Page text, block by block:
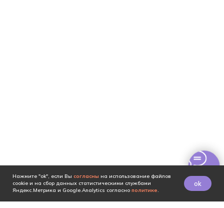
Нажмите "ok", если Вы согласны на использование файлов
cookie и на сбор данных статистическими службами
Яндекс.Метрика и Google.Analytics согласно политике.
ok